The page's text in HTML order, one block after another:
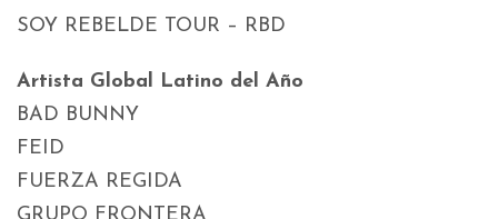
SOY REBELDE TOUR – RBD
Artista Global Latino del Año
BAD BUNNY
FEID
FUERZA REGIDA
GRUPO FRONTERA